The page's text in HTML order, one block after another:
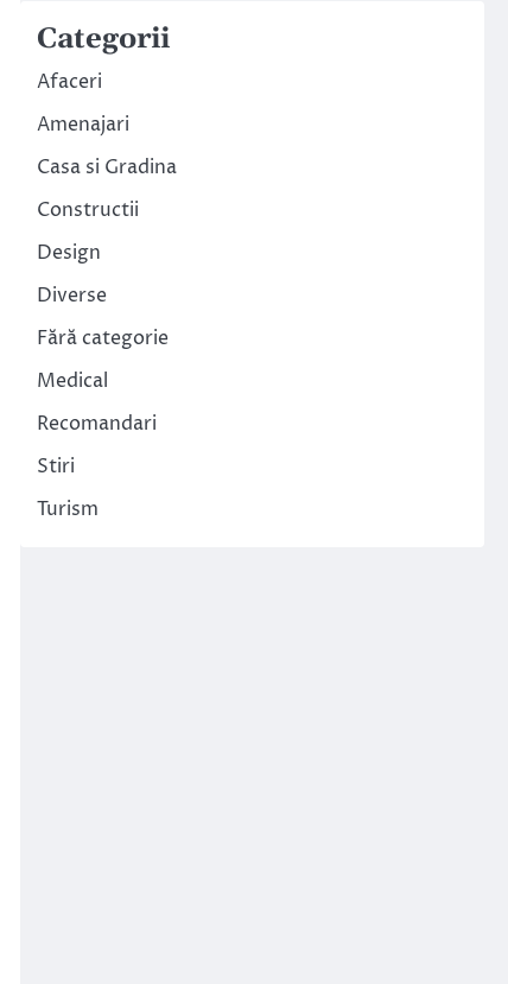
Categorii
Afaceri
Amenajari
Casa si Gradina
Constructii
Design
Diverse
Fără categorie
Medical
Recomandari
Stiri
Turism